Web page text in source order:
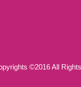
©2016 All